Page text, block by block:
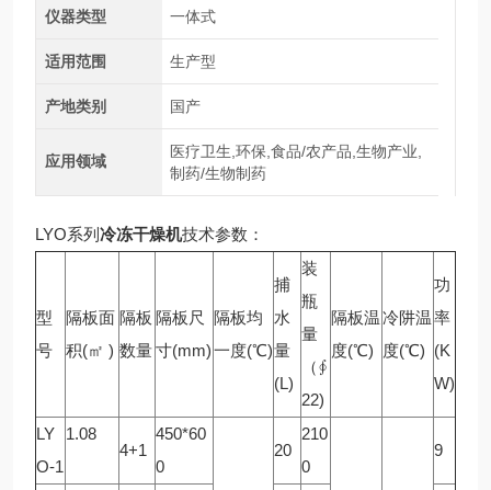
仪器类型 一体式
适用范围 生产型
产地类别 国产
应用领域
医疗卫生,环保,食品/农产品,生物产业,
制药/生物制药
LYO系列 冷冻干燥机技术参数：
型
号
隔板面
积(㎡ )
隔板
数量
隔板尺
寸(mm)
隔板均
一度(℃)
捕
水
量
(L)
装
瓶
量
（∮
22)
隔板温
度(℃)
冷阱温
度(℃)
功
率
(K
W)
LY
O-1
1.08
4+1
450*60
0
20
210
0
9